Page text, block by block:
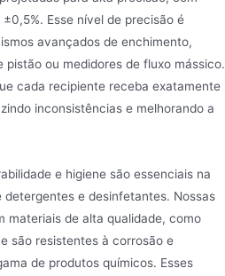
Esse nível de precisão é
avançados de enchimento,
ou medidores de fluxo mássico.
cada recipiente receba exatamente
inconsistências e melhorando a
e higiene são essenciais na
e desinfetantes. Nossas
materiais de alta qualidade, como
são resistentes à corrosão e
de produtos químicos. Esses